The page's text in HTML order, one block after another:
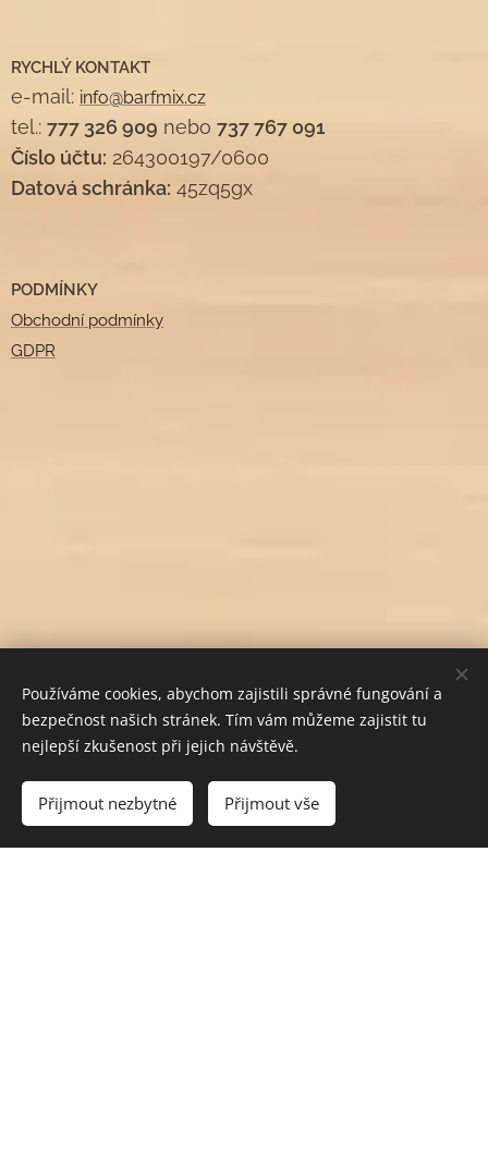
RYCHLÝ KONTAKT
e-mail: info@barfmix.cz
tel.: 777 326 909 nebo 737 767 091
Číslo účtu: 264300197/0600
Datová schránka: 45zq5gx
PODMÍNKY
Obchodní podmínky
GDPR
Používáme cookies, abychom zajistili správné fungování a
bezpečnost našich stránek. Tím vám můžeme zajistit tu
nejlepší zkušenost při jejich návštěvě.
Přijmout nezbytné Přijmout vše